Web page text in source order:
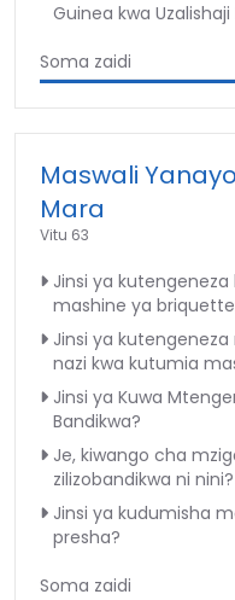
Guinea kwa
Soma zaidi
Maswali
Mara
Vitu 63
Jinsi ya
mashine ya
Jinsi ya
nazi kwa kutumia
Jinsi ya Kuwa
Bandikwa?
Je, kiwango cha
zilizobandikwa ni nini?
Jinsi ya kudumisha
presha?
Soma zaidi